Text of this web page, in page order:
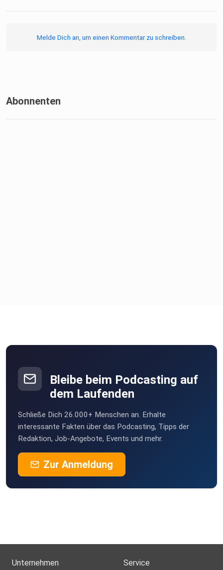
Melde Dich an, um einen Kommentar zu schreiben.
Abonnenten
Bleibe beim Podcasting auf
dem Laufenden
Schließe Dich 26.000+ Menschen an. Erhalte
interessante Fakten über das Podcasting, Tipps der
Redaktion, Job-Angebote, Events und mehr.
Zur Anmeldung
Unternehmen Service